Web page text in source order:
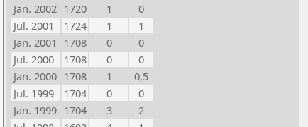
Jan. 2002 1720 1
0
Jul. 2001
1724 1
1
Jan. 2001
1708 0
0
Jul. 2000
1708 0
0
Jan. 2000 1708 1
0,5
Jul. 1999
1704 0
0
Jan. 1999 1704 3
2